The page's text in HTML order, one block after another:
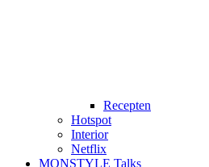
Recepten
Hotspot
Interior
Netflix
MONSTYLE Talks